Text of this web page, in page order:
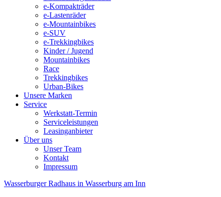
e-Kompakträder
e-Lastenräder
e-Mountainbikes
e-SUV
e-Trekkingbikes
Kinder / Jugend
Mountainbikes
Race
Trekkingbikes
Urban-Bikes
Unsere Marken
Service
Werkstatt-Termin
Serviceleistungen
Leasinganbieter
Über uns
Unser Team
Kontakt
Impressum
Wasserburger Radhaus in Wasserburg am Inn